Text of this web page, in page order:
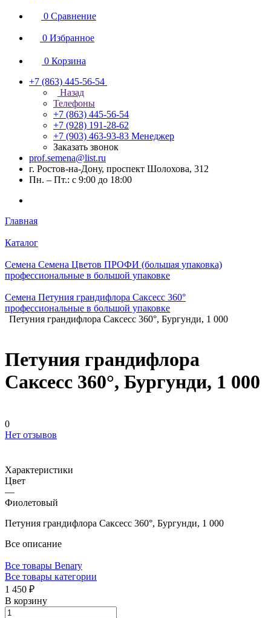
0 Сравнение
0 Избранное
0 Корзина
+7 (863) 445-56-54
Назад
Телефоны
+7 (863) 445-56-54
+7 (928) 191-28-62
+7 (903) 463-93-83 Менеджер
Заказать звонок
prof.semena@list.ru
г. Ростов-на-Дону, проспект Шолохова, 312
Пн. – Пт.: с 9:00 до 18:00
Главная
Каталог
Семена Семена Цветов ПРОФИ (большая упаковка)
профессиональные в большой упаковке
Семена Петуния грандифлора Саксесс 360°
профессиональные в большой упаковке
Петуния грандифлора Саксесс 360°, Бургунди, 1 000
Петуния грандифлора
Саксесс 360°, Бургунди, 1 000
0
Нет отзывов
Характеристики
Цвет
—
Фиолетовый
Петуния грандифлора Саксесс 360°, Бургунди, 1 000
Все описание
Все товары Benary
Все товары категории
1 450 ₽
В корзину